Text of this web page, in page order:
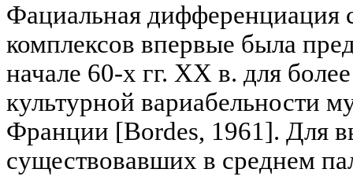
Фациальная дифференциация
комплексов впервые была
начале 60-х гг. XX в. для
культурной вариабельности
Франции [Bordes, 1961]. Для
существовавших в среднем